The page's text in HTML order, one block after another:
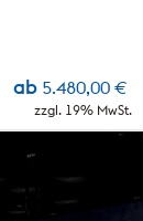
ab 5.480,00 €
zzgl. 19% MwSt.